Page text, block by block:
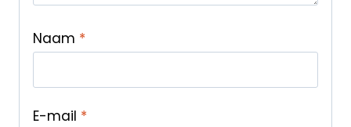
Naam *
E-mail *